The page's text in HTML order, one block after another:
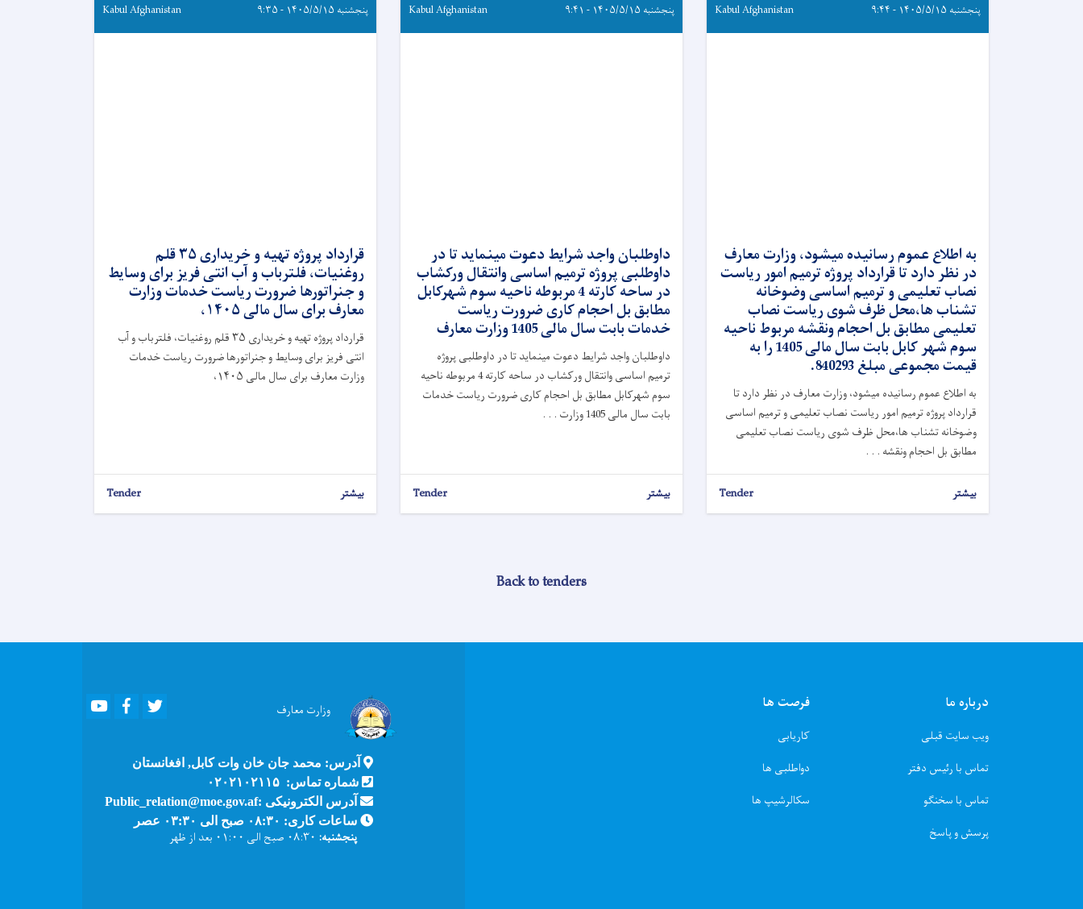
پنجشنبه ۱۴۰۵/۵/۱۵ - ۹:۴۴ Kabul Afghanistan
به اطلاع عموم رسانیده میشود، وزارت معارف
در نظر دارد تا قرارداد پروژه ترمیم امور ریاست
نصاب تعلیمی و ترمیم اساسی وضوخانه
تشناب ها،محل ظرف شوی ریاست نصاب
تعلیمی مطابق بل احجام ونقشه مربوط ناحیه
سوم شهر کابل بابت سال مالی 1405 را به
قیمت مجموعی مبلغ 840293.
به اطلاع عموم رسانیده میشود، وزارت معارف در نظر دارد تا
قرارداد پروژه ترمیم امور ریاست نصاب تعلیمی و ترمیم اساسی
وضوخانه تشناب ها،محل ظرف شوی ریاست نصاب تعلیمی
مطابق بل احجام ونقشه . . .
بیشتر Tender
پنجشنبه ۱۴۰۵/۵/۱۵ - ۹:۴۱ Kabul Afghanistan
داوطلبان واجد شرایط دعوت مینماید تا در
داوطلبی پروژه ترمیم اساسی وانتقال ورکشاب
در ساحه کارته 4 مربوطه ناحیه سوم شهرکابل
مطابق بل احجام کاری ضرورت ریاست
خدمات بابت سال مالی 1405 وزارت معارف
داوطلبان واجد شرایط دعوت مینماید تا در داوطلبی پروژه
ترمیم اساسی وانتقال ورکشاب در ساحه کارته 4 مربوطه ناحیه
سوم شهرکابل مطابق بل احجام کاری ضرورت ریاست خدمات
بابت سال مالی 1405 وزارت . . .
بیشتر Tender
پنجشنبه ۱۴۰۵/۵/۱۵ - ۹:۳۵ Kabul Afghanistan
قرارداد پروژه تهیه و خریداری ۳۵ قلم
روغنیات، فلترباب و آب انتی فریز برای وسایط
و جنراتورها ضرورت ریاست خدمات وزارت
معارف برای سال مالی ۱۴۰۵،
قرارداد پروژه تهیه و خریداری ۳۵ قلم روغنیات، فلترباب و آب
انتی فریز برای وسایط و جنراتورها ضرورت ریاست خدمات
وزارت معارف برای سال مالی ۱۴۰۵،
بیشتر Tender
Back to tenders
درباره ما
ویب سایت قبلی
تماس با رئیس دفتر
تماس با سخنگو
پرسش و پاسخ
فرصت ها
کاریابی
دواطلبی ها
سکالرشیپ ها
وزارت معارف Youtube Facebook
آدرس: محمد جان خان وات کابل, افغانستان
شماره تماس: ۰۲۰۲۱۰۲۱۱۵
آدرس الکترونیکی :Public_relation@moe.gov.af
ساعات کاری: ۰۸:۳۰ صبح الی ۰۳:۳۰ عصر
پنجشنبه: